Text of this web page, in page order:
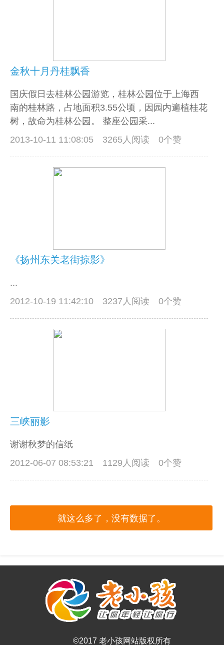
金秋十月丹桂飘香
国庆假日去桂林公园游览，桂林公园位于上海西
南的桂林路，占地面积3.55公顷，因园内遍植桂花
树，故命为桂林公园。 整座公园采...
2013-10-11 11:08:05
3265人阅读 0个赞
《扬州东关老街掠影》
...
2012-10-19 11:42:10
3237人阅读 0个赞
三峡丽影
谢谢秋梦的信纸
2012-06-07 08:53:21
1129人阅读 0个赞
就这么多了，没有数据了。
©2017 老小孩网站版权所有